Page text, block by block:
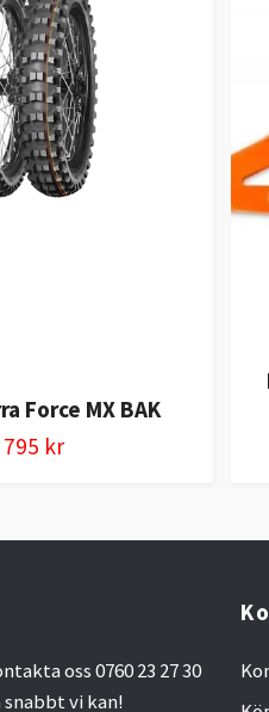
Force MX BAK
795 kr
oss 0760 23 27 30
vi kan!